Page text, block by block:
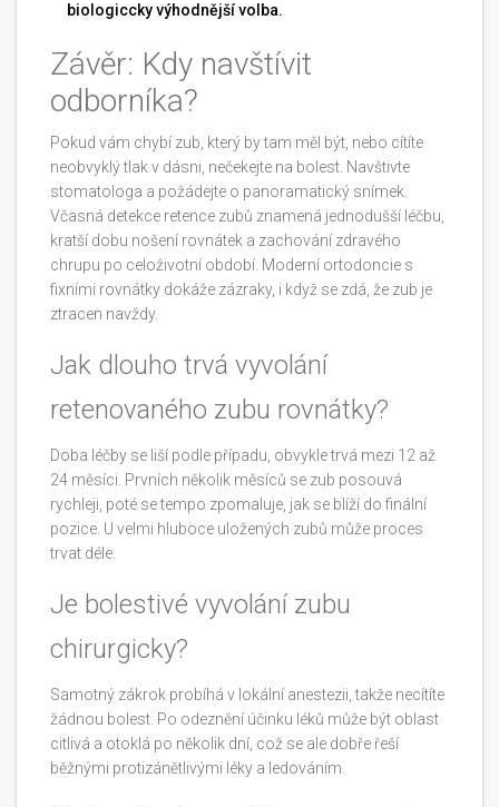
biologiccky výhodnější volba.
Závěr: Kdy navštívit
odborníka?
Pokud vám chybí zub, který by tam měl být, nebo cítíte
neobvyklý tlak v dásni, nečekejte na bolest. Navštivte
stomatologa a požádejte o panoramatický snímek.
Včasná detekce retence zubů znamená jednodušší léčbu,
kratší dobu nošení rovnátek a zachování zdravého
chrupu po celoživotní období. Moderní ortodoncie s
fixními rovnátky dokáže zázraky, i když se zdá, že zub je
ztracen navždy.
Jak dlouho trvá vyvolání
retenovaného zubu rovnátky?
Doba léčby se liší podle případu, obvykle trvá mezi 12 až
24 měsíci. Prvních několik měsíců se zub posouvá
rychleji, poté se tempo zpomaluje, jak se blíží do finální
pozice. U velmi hluboce uložených zubů může proces
trvat déle.
Je bolestivé vyvolání zubu
chirurgicky?
Samotný zákrok probíhá v lokální anestezii, takže necítíte
žádnou bolest. Po odeznění účinku léků může být oblast
citlivá a otoklá po několik dní, což se ale dobře řeší
běžnými protizánětlivými léky a ledováním.